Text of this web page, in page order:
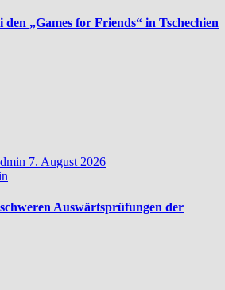
„Games for Friends“ in Tschechien
7. August 2026
Auswärtsprüfungen der